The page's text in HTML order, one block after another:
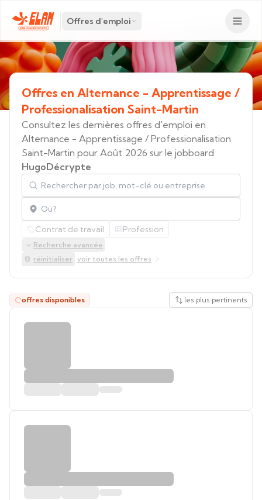
Offres d'emploi
Offres en Alternance - Apprentissage /
Professionalisation Saint-Martin
Consultez les dernières offres d'emploi en
Alternance - Apprentissage / Professionalisation
Saint-Martin pour Août 2026 sur le jobboard
HugoDécrypte
Rechercher par job, mot-clé ou entreprise
Localisation
Contrat de travail Profession
Recherche avancée
réinitialiser voir toutes les offres
offres disponibles les plus pertinents